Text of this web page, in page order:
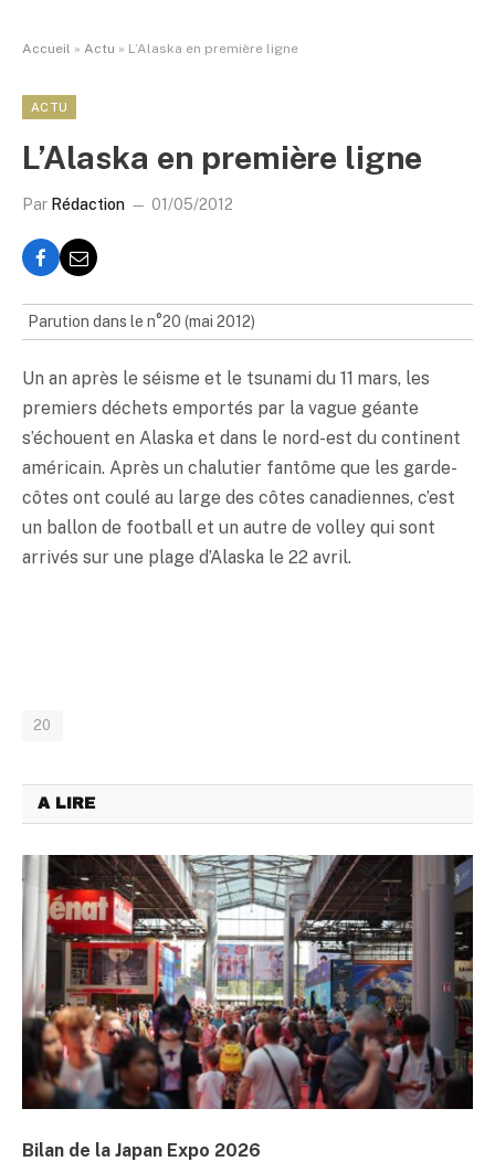
Accueil » Actu » L’Alaska en première ligne
ACTU
L’Alaska en première ligne
Par Rédaction 01/05/2012
Parution dans le n°20 (mai 2012)
Un an après le séisme et le tsunami du 11 mars, les
premiers déchets emportés par la vague géante
s’échouent en Alaska et dans le nord-est du continent
américain. Après un chalutier fantôme que les garde-
côtes ont coulé au large des côtes canadiennes, c’est
un ballon de football et un autre de volley qui sont
arrivés sur une plage d’Alaska le 22 avril.
20
A LIRE
Bilan de la Japan Expo 2026